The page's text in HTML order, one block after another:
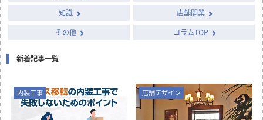
知識
店舗開業
その他
コラムTOP
新着記事一覧
内装工事 店舗デザイン